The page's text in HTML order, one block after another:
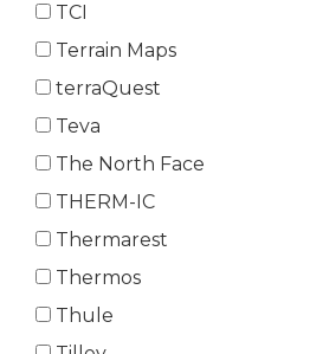
TCI
Terrain Maps
terraQuest
Teva
The North Face
THERM-IC
Thermarest
Thermos
Thule